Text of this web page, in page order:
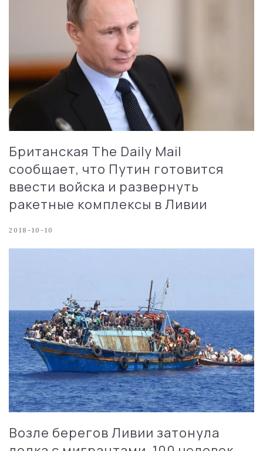
Британская The Daily Mail
сообщает, что Путин готовится
ввести войска и развернуть
ракетные комплексы в Ливии
2018-10-10
Возле берегов Ливии затонула